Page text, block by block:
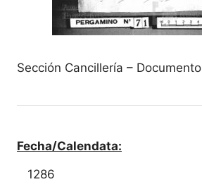
Sección Cancillería – Documento
Fecha/Calendata:
1286